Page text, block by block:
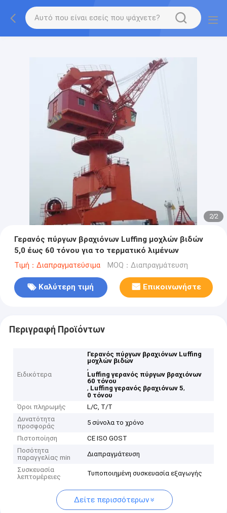
gtag('config', 'G-QWE9HWC3PF', {cookie_flags:
"SameSite=None;Secure"});
2/2
Γερανός πύργων βραχιόνων Luffing μοχλών βιδών
5,0 έως 60 τόνου για το τερματικό λιμένων
Τιμή：Διαπραγματεύσιμα MOQ：Διαπραγμάτευση
Καλύτερη τιμή Επικοινωνήστε
Περιγραφή Προϊόντων
Ειδικότερα
Γερανός πύργων βραχιόνων Luffing
μοχλών βιδών
,
Luffing γερανός πύργων βραχιόνων
60 τόνου
, Luffing γερανός βραχιόνων 5,
0 τόνου
Όροι πληρωμής
L/C, T/T
Δυνατότητα
προσφοράς
5 σύνολα το χρόνο
Πιστοποίηση
CE ISO GOST
Ποσότητα
παραγγελίας min
Διαπραγμάτευση
Συσκευασία
λεπτομέρειες
Τυποποιημένη συσκευασία εξαγωγής
Δείτε περισσότερων